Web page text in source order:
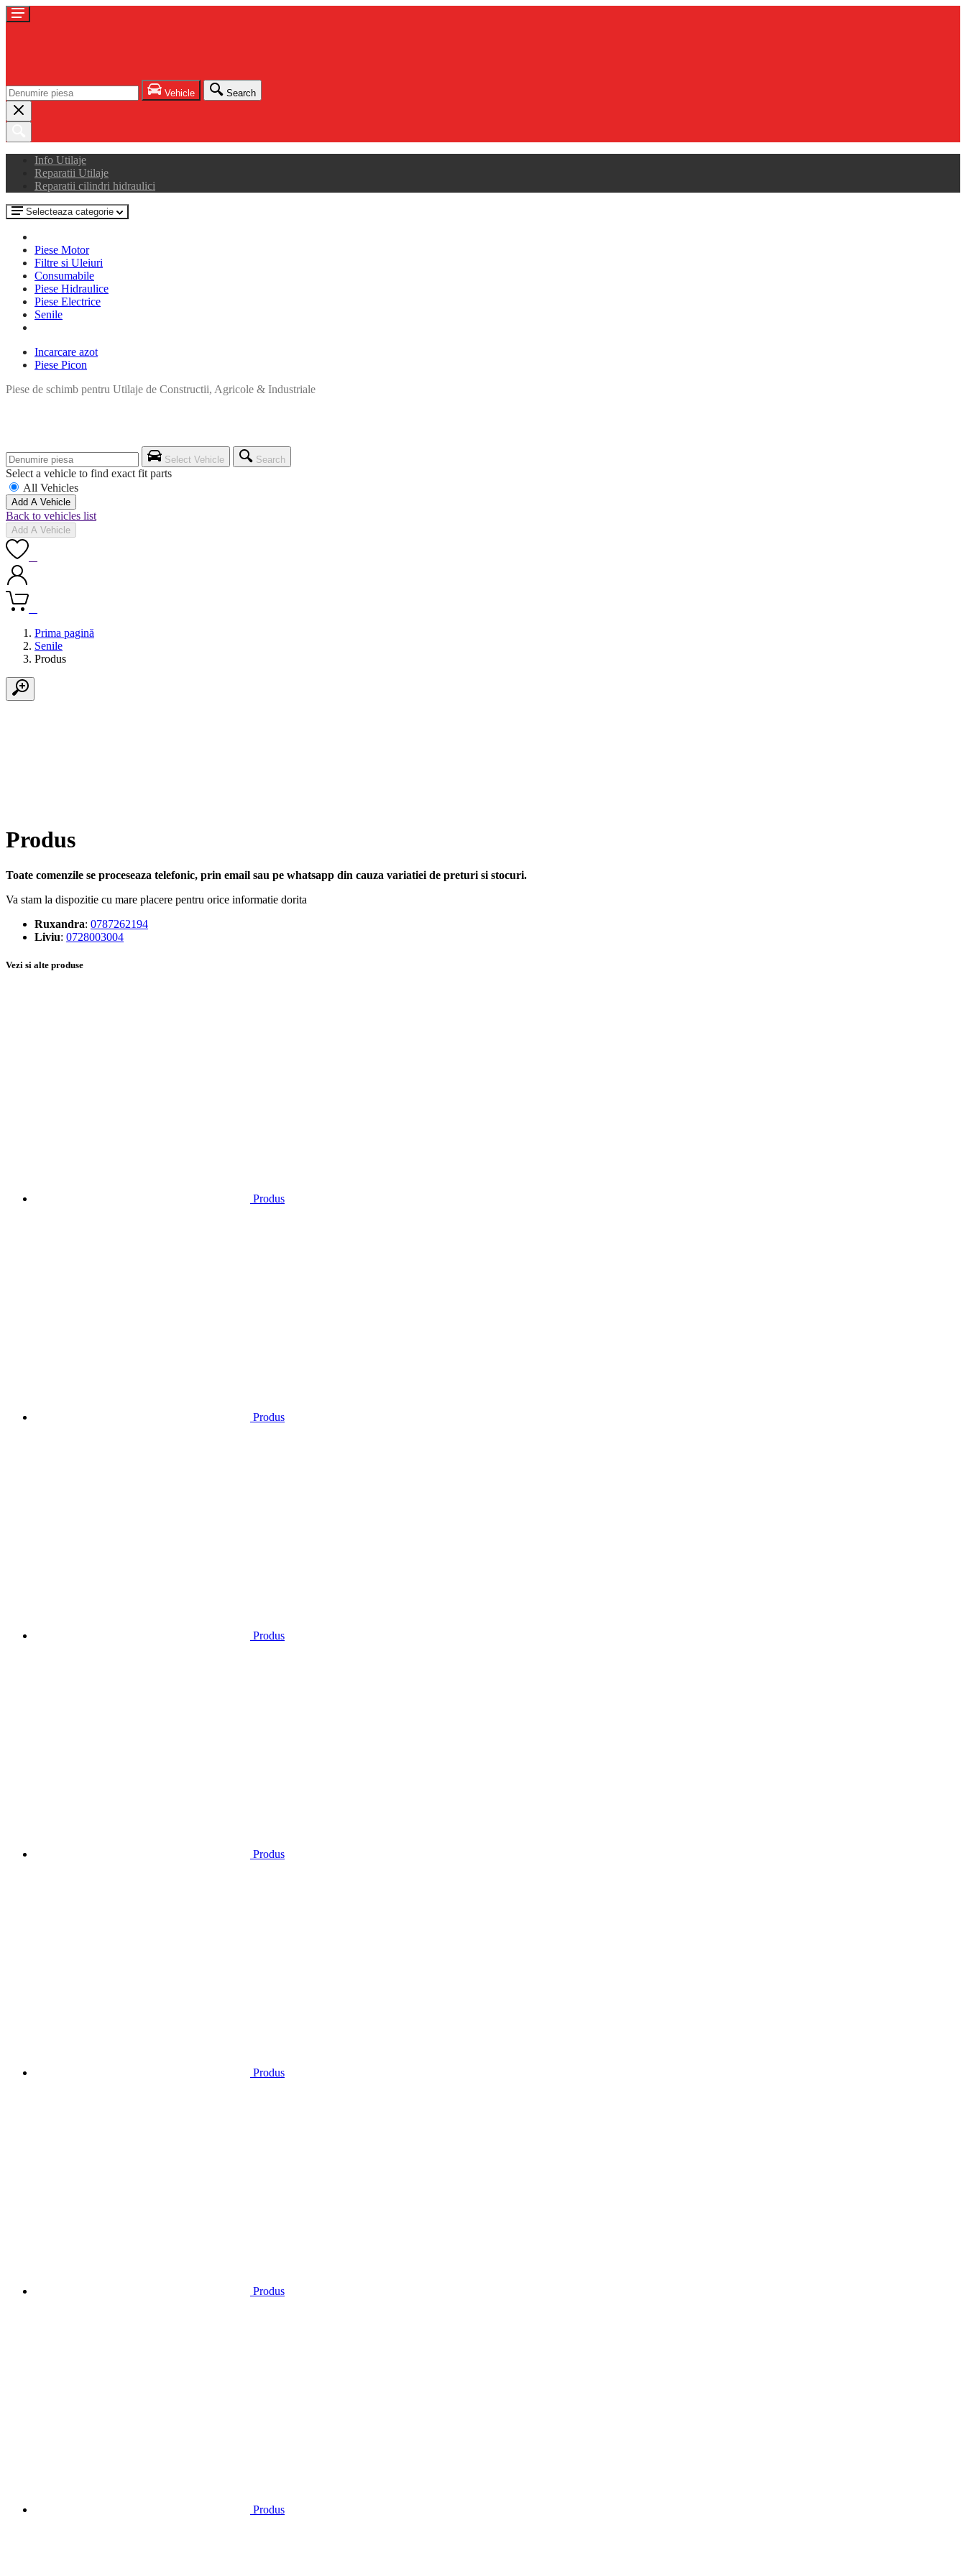
Vehicle Search
Info Utilaje
Reparatii Utilaje
Reparatii cilindri hidraulici
Selecteaza categorie
Piese Motor
Filtre si Uleiuri
Consumabile
Piese Hidraulice
Piese Electrice
Senile
Incarcare azot
Piese Picon
Piese de schimb pentru Utilaje de Constructii, Agricole & Industriale
Select Vehicle Search
Select a vehicle to find exact fit parts
All Vehicles
Add A Vehicle
Back to vehicles list
Add A Vehicle
Prima pagină
Senile
Produs
Produs
Toate comenzile se proceseaza telefonic, prin email sau pe whatsapp din cauza variatiei de preturi si stocuri.
Va stam la dispozitie cu mare placere pentru orice informatie dorita
Ruxandra: 0787262194
Liviu: 0728003004
Vezi si alte produse
Produs
Produs
Produs
Produs
Produs
Produs
Produs